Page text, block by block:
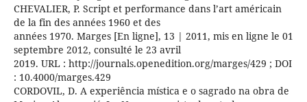
CHEVALIER, P. Script et performance dans l’art américain
de la fin des années 1960 et des
années 1970. Marges [En ligne], 13 | 2011, mis en ligne le 01
septembre 2012, consulté le 23 avril
2019. URL : http://journals.openedition.org/marges/429 ; DOI
: 10.4000/marges.429
CORDOVIL, D. A experiência mística e o sagrado na obra de